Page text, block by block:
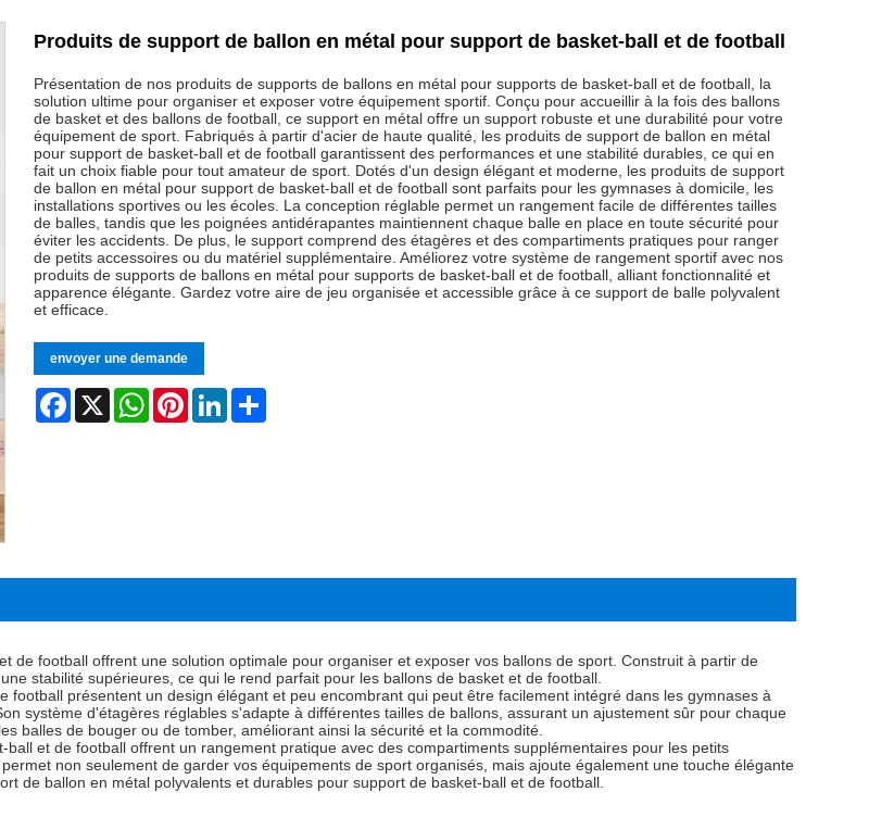
Produits de support de ballon en métal pour support de basket-ball et de football
Présentation de nos produits de supports de ballons en métal pour supports de basket-ball et de football, la
solution ultime pour organiser et exposer votre équipement sportif. Conçu pour accueillir à la fois des ballons
de basket et des ballons de football, ce support en métal offre un support robuste et une durabilité pour votre
équipement de sport. Fabriqués à partir d'acier de haute qualité, les produits de support de ballon en métal
pour support de basket-ball et de football garantissent des performances et une stabilité durables, ce qui en
fait un choix fiable pour tout amateur de sport. Dotés d'un design élégant et moderne, les produits de support
de ballon en métal pour support de basket-ball et de football sont parfaits pour les gymnases à domicile, les
installations sportives ou les écoles. La conception réglable permet un rangement facile de différentes tailles
de balles, tandis que les poignées antidérapantes maintiennent chaque balle en place en toute sécurité pour
éviter les accidents. De plus, le support comprend des étagères et des compartiments pratiques pour ranger
de petits accessoires ou du matériel supplémentaire. Améliorez votre système de rangement sportif avec nos
produits de supports de ballons en métal pour supports de basket-ball et de football, alliant fonctionnalité et
apparence élégante. Gardez votre aire de jeu organisée et accessible grâce à ce support de balle polyvalent
et efficace.
envoyer une demande
Facebook
X WhatsAppPinterestLinkedIn
de football offrent une solution optimale pour organiser et exposer vos ballons de sport. Construit à partir de
stabilité supérieures, ce qui le rend parfait pour les ballons de basket et de football.
présentent un design élégant et peu encombrant qui peut être facilement intégré dans les gymnases à
système d'étagères réglables s'adapte à différentes tailles de ballons, assurant un ajustement sûr pour chaque
balles de bouger ou de tomber, améliorant ainsi la sécurité et la commodité.
et de football offrent un rangement pratique avec des compartiments supplémentaires pour les petits
non seulement de garder vos équipements de sport organisés, mais ajoute également une touche élégante
de ballon en métal polyvalents et durables pour support de basket-ball et de football.